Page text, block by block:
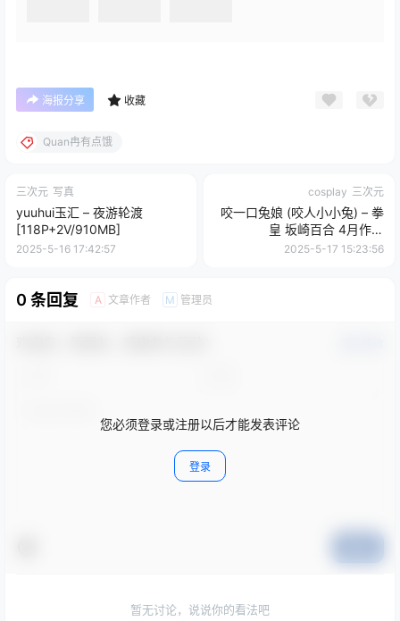
海报分享 收藏
Quan冉有点饿
三次元 写真
yuuhui玉汇 – 夜游轮渡
[118P+2V/910MB]
2025-5-16 17:42:57
cosplay 三次元
咬一口兔娘 (咬人小小兔) – 拳
皇 坂崎百合 4月作品
[82P+1V/1.66GB]
2025-5-17 15:23:56
0 条回复 A 文章作者 M 管理员
您必须登录或注册以后才能发表评论
登录
暂无讨论，说说你的看法吧